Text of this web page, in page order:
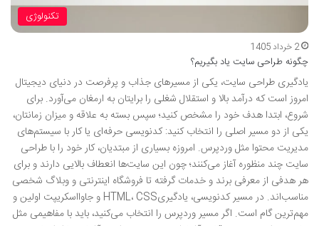
تکنولوژی
2 خرداد 1405
چگونه طراحی سایت یاد بگیریم؟
یادگیری طراحی سایت، یکی از مسیرهای جذاب و پرفرصت در دنیای دیجیتال
امروز است که درآمد بالا و استقلال شغلی را برایتان به ارمغان می‌آورد. برای
شروع، ابتدا هدف خود را مشخص کنید؛ سپس بسته به علاقه و میزان زمانتان،
یکی از دو مسیر اصلی را انتخاب کنید: کدنویسی حرفه‌ای یا کار با سیستم‌های
مدیریت محتوا مثل وردپرس. امروزه بسیاری از مبتدیان، کار خود را با طراحی
سایت چند منظوره آغاز می‌کنند؛ چون این سایت‌ها انعطاف بالایی دارند و برای
هر هدفی از معرفی برند و خدمات گرفته تا فروشگاه اینترنتی و وبلاگ شخصی
مناسب‌اند. در مسیر کدنویسی، یادگیریHTML، CSS و جاوااسکریپت اولین و
مهم‌ترین گام است. اگر مسیر وردپرس را انتخاب می‌کنید، باید با مفاهیمی مثل